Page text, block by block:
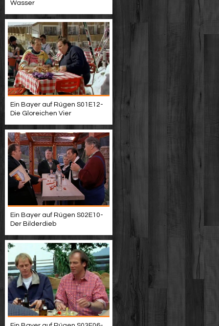
Wasser
Ein Bayer auf Rügen S01E12-
Die Gloreichen Vier
Ein Bayer auf Rügen S02E10-
Der Bilderdieb